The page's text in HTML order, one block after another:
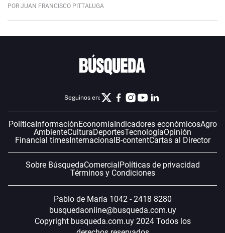
POR JUAN FRANCISCO PITTALUGA
Seguinos en:
Política InformaciónEconomía Indicadores económicosAgro
AmbienteCulturaDeportesTecnologíaOpinión
Financial timesInternacional B-contentCartas al Director
Sobre BúsquedaComercial Políticas de privacidad
Términos y Condiciones
Pablo de María 1042 - 2418 8280
busquedaonline@busqueda.com.uy
Copyright busqueda.com.uy 2024 Todos los